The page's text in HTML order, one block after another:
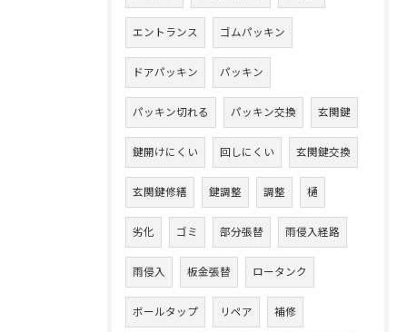
エントランス ゴムパッキン
ドアパッキン パッキン
パッキン切れる パッキン交換 玄関鍵
鍵開けにくい 回しにくい 玄関鍵交換
玄関鍵修繕 鍵調整 調整 樋
劣化 ゴミ 部分張替 雨侵入経路
雨侵入 板金張替 ロータンク
ボールタップ リペア 補修